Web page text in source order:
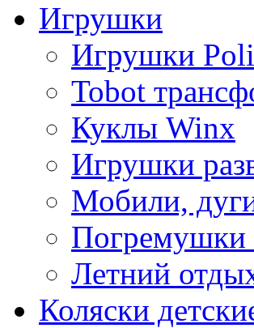
Игрушки
Игрушки
Tobot
Куклы Winx
Игрушки
Мобили,
Погремушки
Летний
Коляски